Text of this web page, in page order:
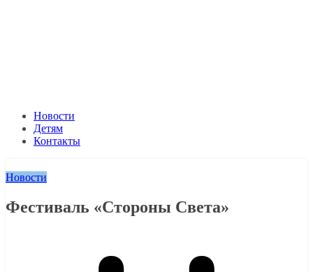
Новости
Детям
Контакты
Новости
Фестиваль «Стороны Света»